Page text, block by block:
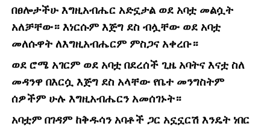
በፀሎታችሁ እግዚአብሔር አድኗታል ወደ አባቷ መልሷት
አለቻቸው። እነርሱም እጅግ ደስ ብሏቸው ወደ አባቷ
መለሱዋት ለእግዚአብሔርም ምስጋና አቀረቡ።
ወደ ሮሜ አገርም ወደ አባቷ በደረሰች ጊዜ አባትና እናቷ ስለ
መዳንዋ በእርሷ እጅግ ደስ አላቸው የቤተ መንግስትም
ሰዎችም ሁሉ እግዚአብሔርን አመሰገኑት።
አባቷም በገዳም ከቅዱሳን አባቶች ጋር አኗኗርሽ እንዴት ነበር